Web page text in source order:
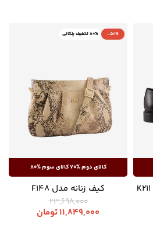
-50% 80% تخفیف پلکانی
کیف زنانه مدل F148
23,698,000
11,849,000تومان